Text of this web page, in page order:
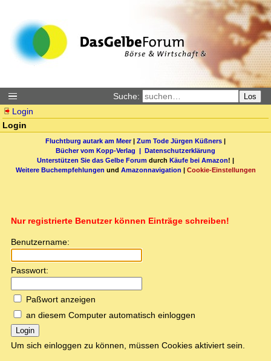
Suche: Los
Login
Login
Fluchtburg autark am Meer| Zum Tode Jürgen Küßners |
Bücher vom Kopp-Verlag | Datenschutzerklärung
Unterstützen Sie das Gelbe Forum durch Käufe bei Amazon! |
Weitere Buchempfehlungen und Amazonnavigation | Cookie-Einstellungen
Nur registrierte Benutzer können Einträge schreiben!
Benutzername:
Passwort:
Paßwort anzeigen
an diesem Computer automatisch einloggen
Login
Um sich einloggen zu können, müssen Cookies aktiviert sein.